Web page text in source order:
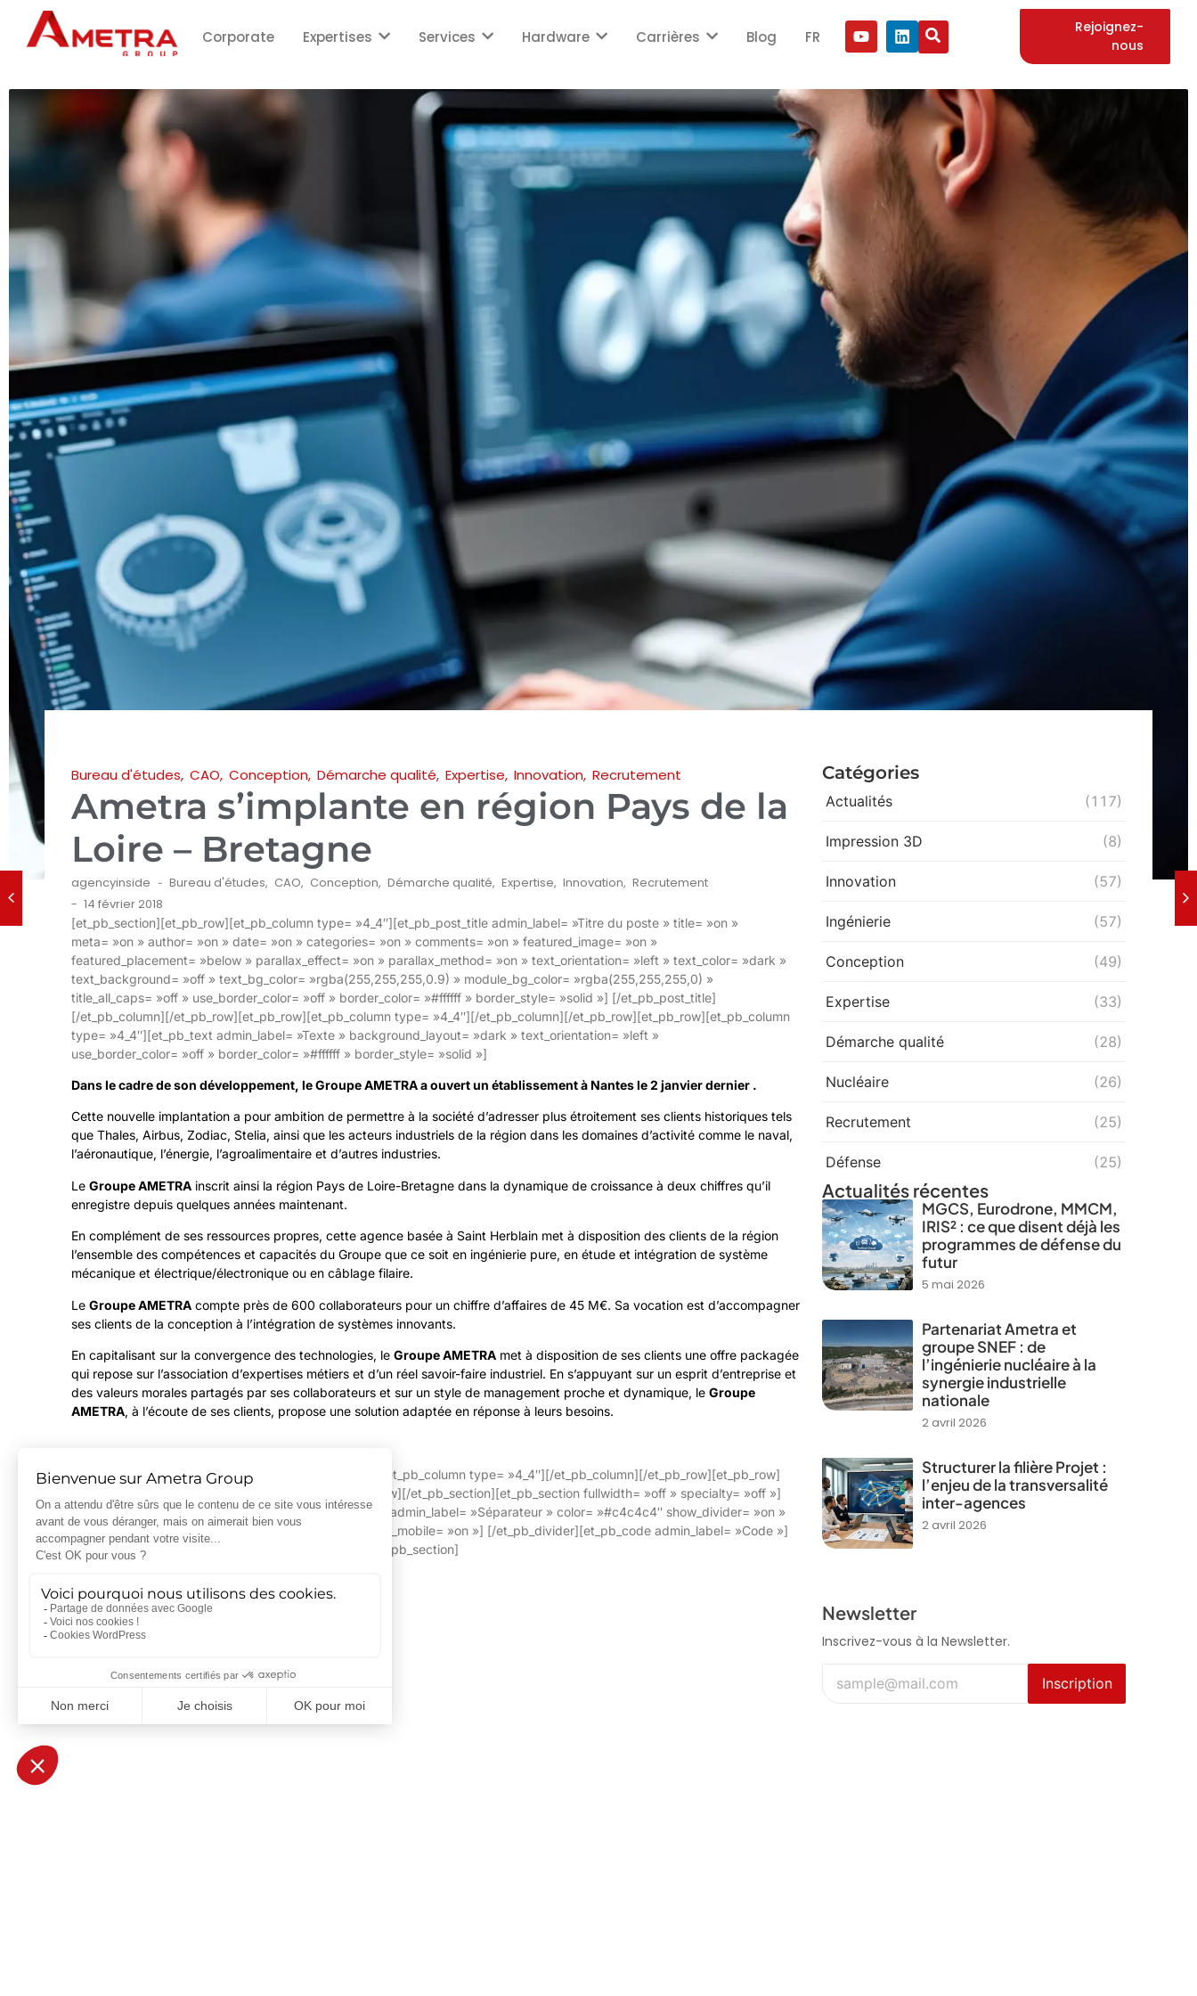
Corporate Expertises Services Hardware Carrières Blog FR
Rejoignez-
nous
Bureau d'études, CAO, Conception, Démarche qualité, Expertise, Innovation, Recrutement
Ametra s’implante en région Pays de la
Loire – Bretagne
agencyinside - Bureau d'études, CAO, Conception, Démarche qualité, Expertise, Innovation, Recrutement
- 14 février 2018
[et_pb_section][et_pb_row][et_pb_column type= »4_4″][et_pb_post_title admin_label= »Titre du poste » title= »on »
meta= »on » author= »on » date= »on » categories= »on » comments= »on » featured_image= »on »
featured_placement= »below » parallax_effect= »on » parallax_method= »on » text_orientation= »left » text_color= »dark »
text_background= »off » text_bg_color= »rgba(255,255,255,0.9) » module_bg_color= »rgba(255,255,255,0) »
title_all_caps= »off » use_border_color= »off » border_color= »#ffffff » border_style= »solid »] [/et_pb_post_title]
[/et_pb_column][/et_pb_row][et_pb_row][et_pb_column type= »4_4″][/et_pb_column][/et_pb_row][et_pb_row][et_pb_column
type= »4_4″][et_pb_text admin_label= »Texte » background_layout= »dark » text_orientation= »left »
use_border_color= »off » border_color= »#ffffff » border_style= »solid »]
Dans le cadre de son développement, leGroupe AMETRAa ouvert un établissementà Nantes le 2 janvier dernier .
Cette nouvelle implantation a pour ambition de permettre à la société d’adresser plus étroitement ses clients historiques tels
que Thales, Airbus, Zodiac, Stelia, ainsi que les acteurs industriels de la région dans les domaines d’activité comme le naval,
l’aéronautique, l’énergie, l’agroalimentaire et d’autres industries.
Le Groupe AMETRA inscrit ainsi la région Pays de Loire-Bretagne dans la dynamique de croissance à deux chiffres qu’il
enregistre depuis quelques années maintenant.
En complément de ses ressources propres, cette agence basée à Saint Herblain met à disposition des clients de la région
l’ensemble des compétences et capacités du Groupe que ce soit en ingénierie pure, en étude et intégration de système
mécanique et électrique/électronique ou en câblage filaire.
Le Groupe AMETRA compte près de 600 collaborateurs pour un chiffre d’affaires de 45 M€. Sa vocation est d’accompagner
ses clients de la conception à l’intégration de systèmes innovants.
En capitalisant sur la convergence des technologies, le Groupe AMETRA met à disposition de ses clients une offre packagée
qui repose sur l’association d’expertises métiers et d’un réel savoir-faire industriel. En s’appuyant sur un esprit d’entreprise et
des valeurs morales partagés par ses collaborateurs et sur un style de management proche et dynamique, le Groupe
AMETRA, à l’écoute de ses clients, propose une solution adaptée en réponse à leurs besoins.
[/et_pb_text][/et_pb_column][/et_pb_row][et_pb_row][et_pb_column type= »4_4″][/et_pb_column][/et_pb_row][et_pb_row]
[et_pb_column type= »4_4″][/et_pb_column][/et_pb_row][/et_pb_section][et_pb_section fullwidth= »off » specialty= »off »]
[et_pb_row][et_pb_column type= »4_4″][et_pb_divider admin_label= »Séparateur » color= »#c4c4c4″ show_divider= »on »
divider_style= »solid » divider_position= »top » hide_on_mobile= »on »] [/et_pb_divider][et_pb_code admin_label= »Code »]
Ametra [/et_pb_code][/et_pb_column][/et_pb_row][/et_pb_section]
Catégories
Actualités (117)
Impression 3D (8)
Innovation (57)
Ingénierie (57)
Conception (49)
Expertise (33)
Démarche qualité (28)
Nucléaire (26)
Recrutement (25)
Défense (25)
Actualités récentes
MGCS, Eurodrone, MMCM,
IRIS² : ce que disent déjà les
programmes de défense du
futur
5 mai 2026
Partenariat Ametra et
groupe SNEF : de
l’ingénierie nucléaire à la
synergie industrielle
nationale
2 avril 2026
Structurer la filière Projet :
l’enjeu de la transversalité
inter-agences
2 avril 2026
Newsletter
Inscrivez-vous à la Newsletter.
Inscription